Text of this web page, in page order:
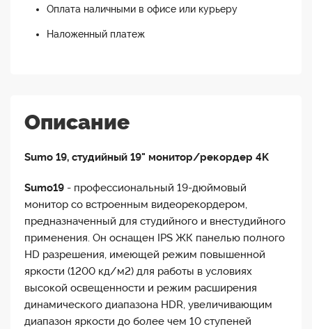
Оплата наличными в офисе или курьеру
Наложенный платеж
Описание
Sumo 19, студийный 19" монитор/рекордер 4K
Sumo19 - профессиональный 19-дюймовый
монитор со встроенным видеорекордером,
предназначенный для студийного и внестудийного
применения. Он оснащен IPS ЖК панелью полного
HD разрешения, имеющей режим повышенной
яркости (1200 кд/м2) для работы в условиях
высокой освещенности и режим расширения
динамического диапазона HDR, увеличивающим
диапазон яркости до более чем 10 ступеней